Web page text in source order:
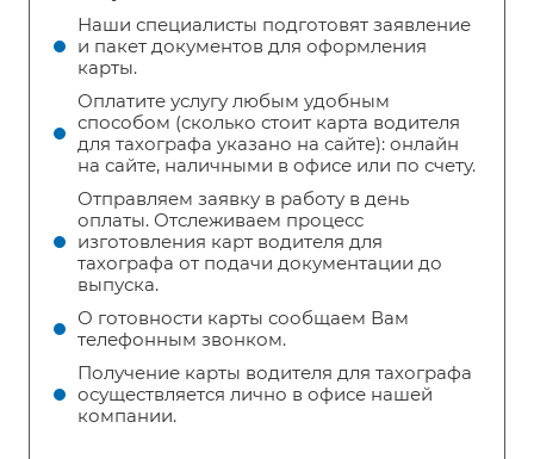
Наши специалисты подготовят заявление
и пакет документов для оформления
карты.
Оплатите услугу любым удобным
способом (сколько стоит карта водителя
для тахографа указано на сайте): онлайн
на сайте, наличными в офисе или по счету.
Отправляем заявку в работу в день
оплаты. Отслеживаем процесс
изготовления карт водителя для
тахографа от подачи документации до
выпуска.
О готовности карты сообщаем Вам
телефонным звонком.
Получение карты водителя для тахографа
осуществляется лично в офисе нашей
компании.